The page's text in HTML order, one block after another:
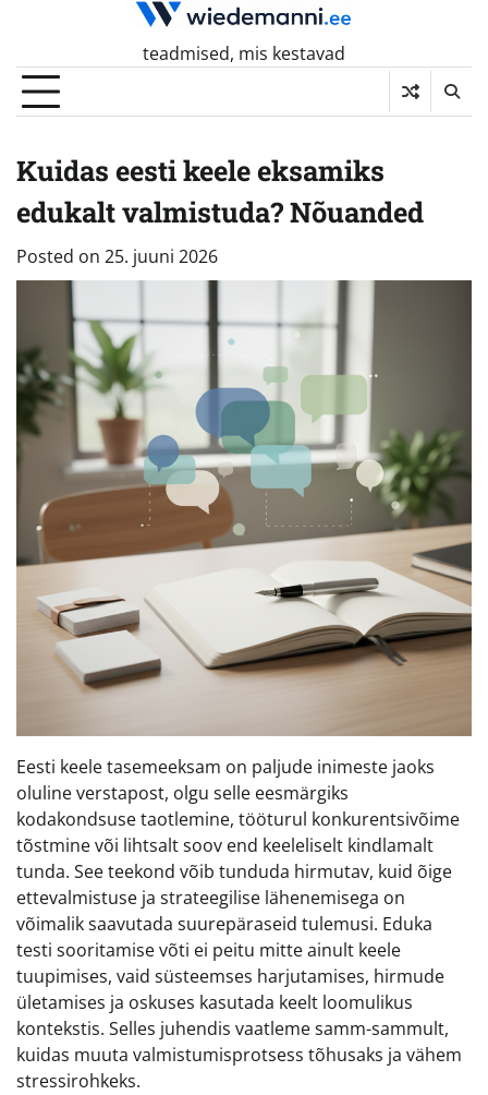
content
teadmised, mis kestavad
Kuidas eesti keele eksamiks
edukalt valmistuda? Nõuanded
Posted on 25. juuni 2026
Eesti keele tasemeeksam on paljude inimeste jaoks
oluline verstapost, olgu selle eesmärgiks
kodakondsuse taotlemine, tööturul konkurentsivõime
tõstmine või lihtsalt soov end keeleliselt kindlamalt
tunda. See teekond võib tunduda hirmutav, kuid õige
ettevalmistuse ja strateegilise lähenemisega on
võimalik saavutada suurepäraseid tulemusi. Eduka
testi sooritamise võti ei peitu mitte ainult keele
tuupimises, vaid süsteemses harjutamises, hirmude
ületamises ja oskuses kasutada keelt loomulikus
kontekstis. Selles juhendis vaatleme samm-sammult,
kuidas muuta valmistumisprotsess tõhusaks ja vähem
stressirohkeks.